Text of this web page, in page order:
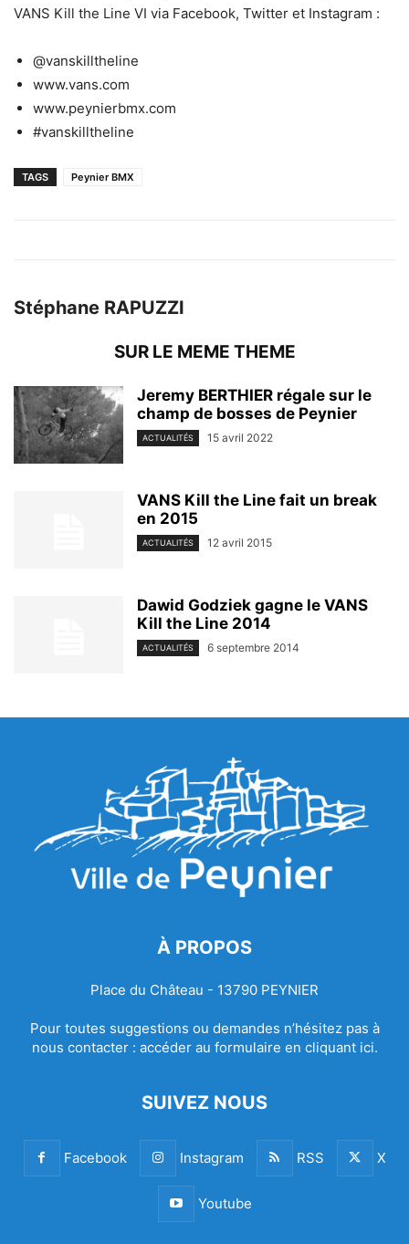
VANS Kill the Line VI via Facebook, Twitter et Instagram :
@vanskilltheline
www.vans.com
www.peynierbmx.com
#vanskilltheline
TAGS Peynier BMX
Stéphane RAPUZZI
SUR LE MEME THEME
Jeremy BERTHIER régale sur le
champ de bosses de Peynier
ACTUALITÉS 15 avril 2022
VANS Kill the Line fait un break
en 2015
ACTUALITÉS 12 avril 2015
Dawid Godziek gagne le VANS
Kill the Line 2014
ACTUALITÉS 6 septembre 2014
À PROPOS
Place du Château - 13790 PEYNIER
Pour toutes suggestions ou demandes n’hésitez pas à
nous contacter : accéder au formulaire en cliquant ici.
SUIVEZ NOUS
Facebook Instagram RSS X
Youtube